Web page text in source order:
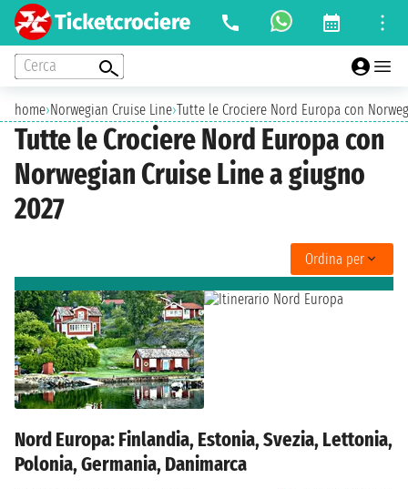
Cerca
home›Norwegian Cruise Line›Tutte le Crociere Nord Europa con
Tutte le Crociere Nord Europa con
Norwegian Cruise Line a giugno
2027
Ordina per
Nord Europa: Finlandia, Estonia, Svezia, Lettonia,
Polonia, Germania, Danimarca